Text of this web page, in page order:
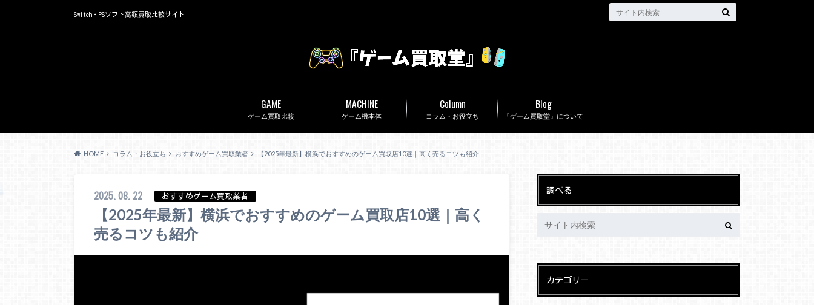
Switch・PSソフト高額買取比較サイト
ゲーム買取比較
GAME
ゲーム機本体
MACHINE
コラム・お役立ち
Column
『ゲーム買取堂』について
Blog
HOME コラム・お役立ち おすすめゲーム買取業者 【2025年最新】横浜でおすすめのゲーム買取店10選｜高く売るコツも紹介
2025.08.22 おすすめゲーム買取業者
【2025年最新】横浜でおすすめのゲーム買取店10選｜高く
売るコツも紹介
調べる
カテゴリー